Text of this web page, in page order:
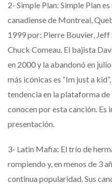
2- Simple Plan: Simple Plan
canadiense de Montreal,
1999 por: Pierre Bouvier,
Chuck Comeau. El bajista
en 2000 y la abandonó en
más icónicas es “Im just a
tendencia en la plataforma
conocen por esta canción. Es
presentación.
3- Latin Mafia: El trío de
rompiendo y, en menos de 3
continua popularidad. Sus